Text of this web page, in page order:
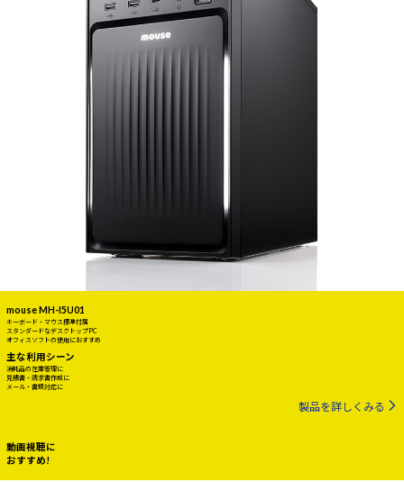
mouse MH-I5U01
キーボード・マウス標準付属
スタンダードなデスクトップPC
オフィスソフトの使用におすすめ
主な利用シーン
消耗品の在庫管理に
見積書・請求書作成に
メール・書類対応に
製品を詳しくみる
動画視聴に
おすすめ!